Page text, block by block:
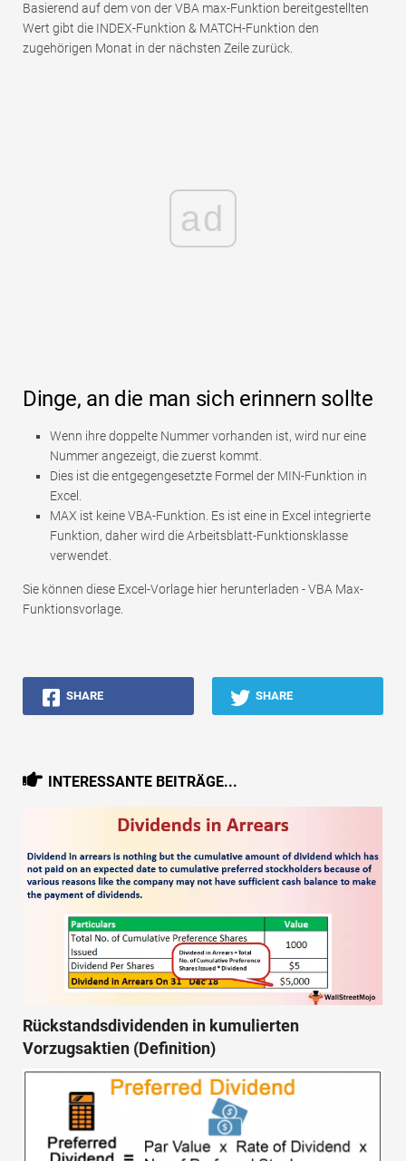
Basierend auf dem von der VBA max-Funktion bereitgestellten
Wert gibt die INDEX-Funktion & MATCH-Funktion den
zugehörigen Monat in der nächsten Zeile zurück.
ad
Dinge, an die man sich erinnern sollte
Wenn ihre doppelte Nummer vorhanden ist, wird nur eine
Nummer angezeigt, die zuerst kommt.
Dies ist die entgegengesetzte Formel der MIN-Funktion in
Excel.
MAX ist keine VBA-Funktion. Es ist eine in Excel integrierte
Funktion, daher wird die Arbeitsblatt-Funktionsklasse
verwendet.
Sie können diese Excel-Vorlage hier herunterladen - VBA Max-
Funktionsvorlage.
SHARE SHARE
INTERESSANTE BEITRÄGE...
Rückstandsdividenden in kumulierten
Vorzugsaktien (Definition)